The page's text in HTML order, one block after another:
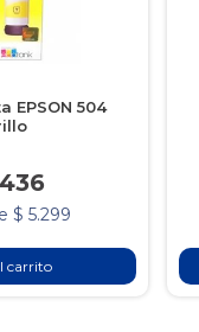
EPSON 504
$ 5.299
carrito